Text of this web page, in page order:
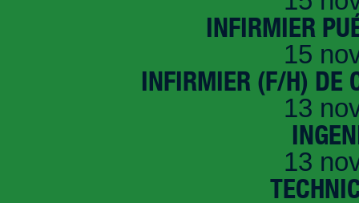
INFIRMIER
15
INFIRMIER (F/H) DE
13
13